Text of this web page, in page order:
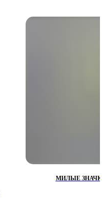
МИЛЫЕ ЗНАЧКИ